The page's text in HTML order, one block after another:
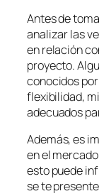
Antes de
analizar las
en relación
proyecto.
conocidos
flexibilidad,
adecuados
Además, es
en el
esto puede
se te